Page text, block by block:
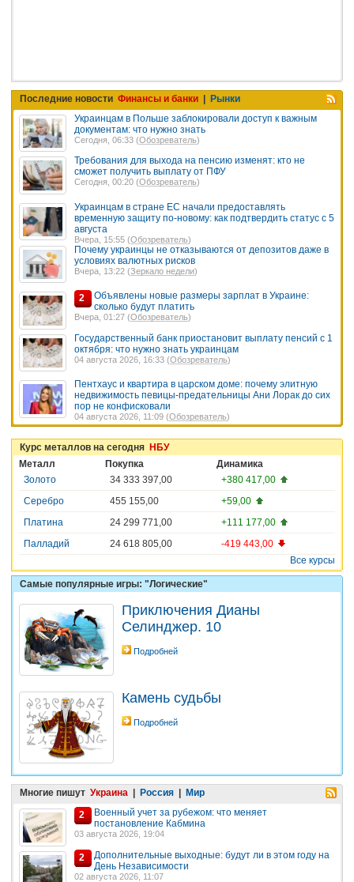
Последние новости Финансы и банки | Рынки
Украинцам в Польше заблокировали доступ к важным
документам: что нужно знать
Сегодня, 06:33 (Обозреватель)
Требования для выхода на пенсию изменят: кто не
сможет получить выплату от ПФУ
Сегодня, 00:20 (Обозреватель)
Украинцам в стране ЕС начали предоставлять
временную защиту по-новому: как подтвердить статус с 5
августа
Вчера, 15:55 (Обозреватель)
Почему украинцы не отказываются от депозитов даже в
условиях валютных рисков
Вчера, 13:22 (Зеркало недели)
2
Объявлены новые размеры зарплат в Украине:
сколько будут платить
Вчера, 01:27 (Обозреватель)
Государственный банк приостановит выплату пенсий с 1
октября: что нужно знать украинцам
04 августа 2026, 16:33 (Обозреватель)
Пентхаус и квартира в царском доме: почему элитную
недвижимость певицы-предательницы Ани Лорак до сих
пор не конфисковали
04 августа 2026, 11:09 (Обозреватель)
Курс металлов на сегодня НБУ
Металл
Покупка
Динамика
Золото
34 333 397,00
+380 417,00
Серебро
455 155,00
+59,00
Платина
24 299 771,00
+111 177,00
Палладий
24 618 805,00
-419 443,00
Все курсы
Самые популярные игры: "Логические"
Приключения Дианы
Селинджер. 10
Подробней
Камень судьбы
Подробней
Многие пишут Украина Россия
Мир
2
Военный учет за рубежом: что меняет
постановление Кабмина
03 августа 2026, 19:04
2
Дополнительные выходные: будут ли в этом году на
День Независимости
02 августа 2026, 11:07